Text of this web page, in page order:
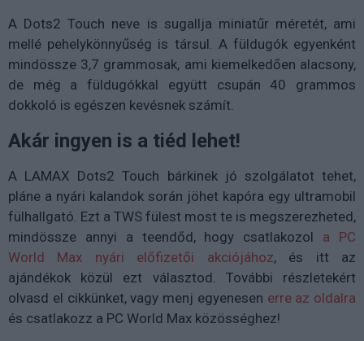
A Dots2 Touch neve is sugallja miniatűr méretét, ami
mellé pehelykönnyűség is társul. A füldugók egyenként
mindössze 3,7 grammosak, ami kiemelkedően alacsony,
de még a füldugókkal együtt csupán 40 grammos
dokkoló is egészen kevésnek számít.
Akár ingyen is a tiéd lehet!
A LAMAX Dots2 Touch bárkinek jó szolgálatot tehet,
pláne a nyári kalandok során jöhet kapóra egy ultramobil
fülhallgató. Ezt a TWS fülest most te is megszerezheted,
mindössze annyi a teendőd, hogy csatlakozol a PC
World Max nyári előfizetői akciójához, és itt az
ajándékok közül ezt választod. További részletekért
olvasd el cikkünket, vagy menj egyenesen erre az oldalra
és csatlakozz a PC World Max közösséghez!